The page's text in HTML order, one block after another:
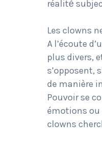
réalité́
Les clowns
A l’écoute
plus divers,
s’opposent,
de manière
Pouvoir se
émotions ou
clowns